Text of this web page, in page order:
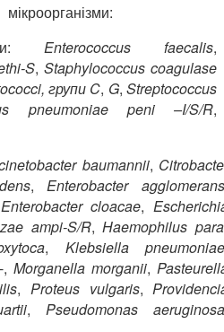
Enterococcus faecalis,
-S, Staphylococcus coagulase
, групи C, G,Streptococcus
pneumoniae peni–I/S/R,
baumannii,
,Enterobacter
Enterobacter cloacae,
ampi-S/R,Haemophilus para
, Klebsiella
, Morganella morganii,
, Proteus vulgaris,
, Pseudomonas